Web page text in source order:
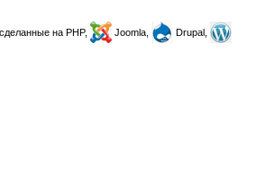
, сделанные на PHP, Joomla,
Drupal,